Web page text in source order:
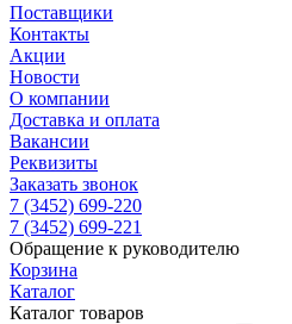
Поставщики
Контакты
Акции
Новости
О компании
Доставка и оплата
Вакансии
Реквизиты
Заказать звонок
7 (3452) 699-220
7 (3452) 699-221
Обращение к руководителю
Корзина
Каталог
Каталог товаров